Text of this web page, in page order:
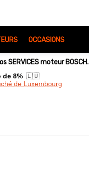
OCCASIONS
moteur BOSCH.
8% 🇱🇺
de Luxembourg